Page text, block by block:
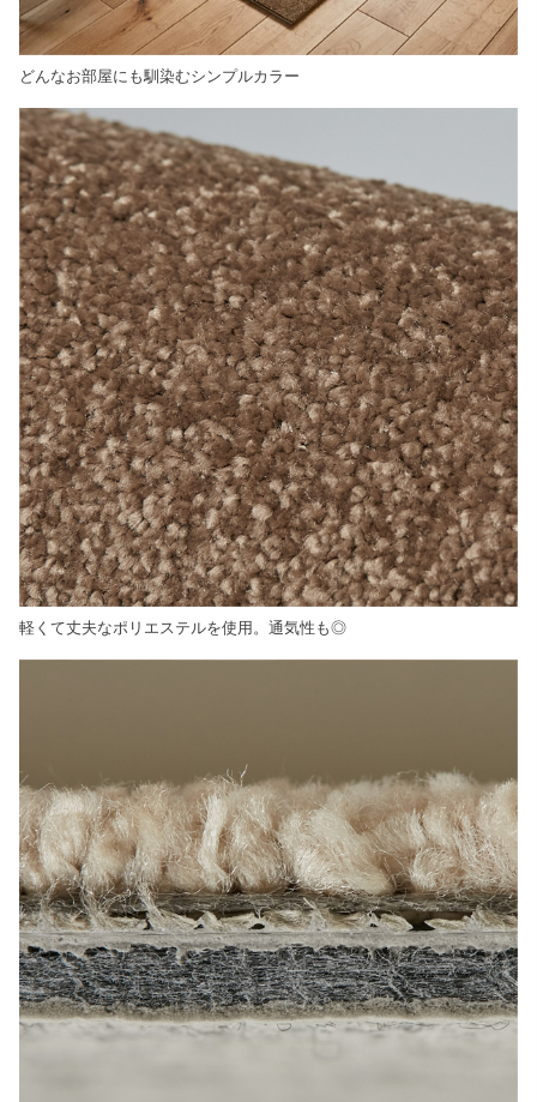
どんなお部屋にも馴染むシンプルカラー
軽くて丈夫なポリエステルを使用。通気性も◎